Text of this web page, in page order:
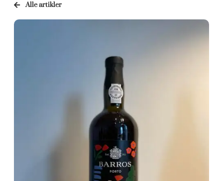
Alle artikler